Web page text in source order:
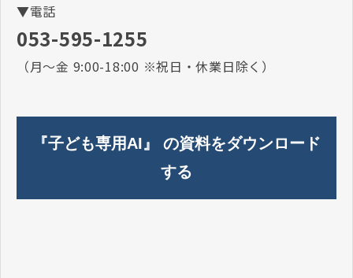
▼電話
053-595-1255
（月～金 9:00-18:00 ※祝日・休業日除く）
『子ども専用AI』 の資料をダウンロード
する